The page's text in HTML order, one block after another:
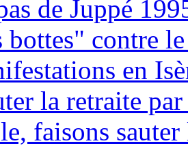
de Juppé
bottes" contre
en
la retraite
faisons